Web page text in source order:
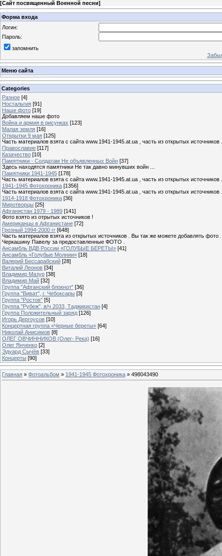
[Сайт посвященный Военной песни]
Форма входа
Логин:
Пароль:
запомнить
Меню сайта
Categories
Разное [4]
Ностальгия [91]
Наше фото [19]
Добавляем наше фото
Война и армия в рисунках [123]
Малая земля [16]
Открытки 9 мая [125]
Часть материалов взята с сайта www.1941-1945.at.ua , часть из открытых
Православие [117]
Казачество [10]
Памятники - Солдатам Не объявленных Войн [37]
Здесь находятся памятники Не так давно минувших войн ...
Памятники 1941-1945 [178]
Часть материалов взята с сайта www.1941-1945.at.ua , часть из открытых
1941-1945 Фотохроника [1356]
Часть материалов взята с сайта www.1941-1945.at.ua , часть из открытых
1914-1918 Фотохроника [36]
Миротворцы [25]
Афганистан 1979 - 1989 [141]
Фото взято из отрытых источников !
Американцы в Афганистане [72]
Грозный 1994-2000 гг [648]
Часть материалов взята из открытых источников . Вы так же можете добавлять
Черкашину Павелу за предоставленные ФОТО .
Ансамбль ВДВ России «ГОЛУБЫЕ БЕРЕТЫ» [41]
Ансамбль «Голубые Молнии» [18]
Валерий Бессарабский [28]
Виталий Леонов [34]
Владимир Мазур [38]
Владимир Май [32]
Группа "Афганский блокнот" [36]
Группа "Виват", г. Чебоксары [3]
Группа "Ростов" [5]
Группа "Рубеж", в/ч 2033, Таджикистан [4]
Группа Положительный заряд [126]
Игорь Дергоусов [10]
Концертная группа «Черные береты» [64]
Николай Анисимов [8]
ОЛЕГ ОВЧИННИКОВ (Олег- Река) [16]
Олег Янченко [2]
Эдуард Сычёв [33]
Концерты [90]
Главная » Фотоальбом » 1941-1945 Фотохроника » 498043490